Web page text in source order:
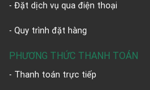
- Đặt dịch vụ qua điện thoại
- Quy trình đặt hàng
PHƯƠNG THỨC THANH TOÁN
- Thanh toán trực tiếp